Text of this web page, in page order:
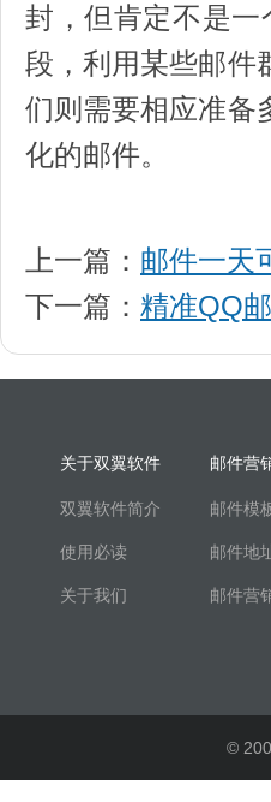
封，但肯定不是
段，利用某些邮件
们则需要相应准备
化的邮件。
上一篇： 邮件一天
下一篇： 精准QQ
关于双翼软件
双翼软件简介
使用必读
关于我们
邮件营
邮件模
邮件地
邮件营
©